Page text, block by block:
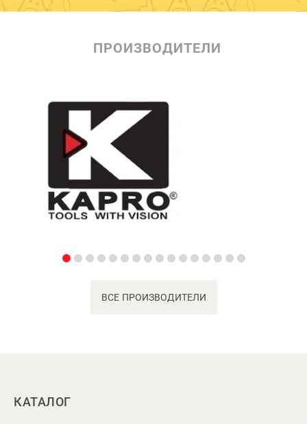
ПРОИЗВОДИТЕЛИ
ВСЕ ПРОИЗВОДИТЕЛИ
КАТАЛОГ